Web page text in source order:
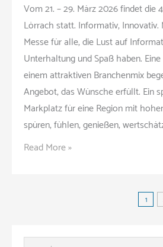
Wels)
Vom 21. – 29. März 2026 findet die
Lörrach statt. Informativ, Innovativ.
Messe für alle, die Lust auf
Unterhaltung und Spaß haben.
einem attraktiven Branchenmix
Angebot, das Wünsche erfüllt. Ein
Markplatz für eine Region mit
spüren, fühlen, genießen,
Regio
Read More »
1